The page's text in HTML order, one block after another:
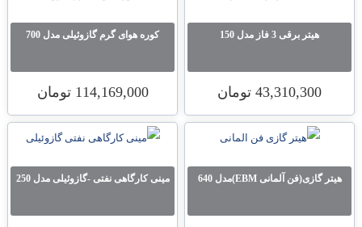
هیتر برقی 3 فاز مدل 150
43,310,300 تومان
کوره هوای گرم گازوئیلی مدل 700
114,169,000 تومان
هیتر گازی(فن آلمانی EBM)مدل 640 مینی کارگاهی نفتی -گازوئیلی مدل 250